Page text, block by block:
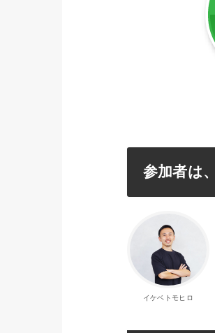
参加者は
イケベトモヒロ